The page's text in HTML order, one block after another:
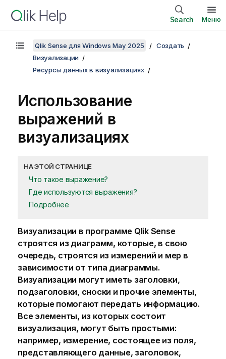
Search Меню
Qlik Sense для Windows May 2025
Создать
Визуализации
Ресурсы данных в визуализациях
Использование
выражений в
визуализациях
НА ЭТОЙ СТРАНИЦЕ
Что такое выражение?
Где используются выражения?
Подробнее
Визуализации в программе Qlik Sense
строятся из диаграмм, которые, в свою
очередь, строятся из измерений и мер в
зависимости от типа диаграммы.
Визуализации могут иметь заголовки,
подзаголовки, сноски и прочие элементы,
которые помогают передать информацию.
Все элементы, из которых состоит
визуализация, могут быть простыми:
например, измерение, состоящее из поля,
представляющего данные, заголовок,